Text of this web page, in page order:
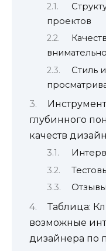
проектов
Стиль
глубинного
качеств
Таблица:
возможные
дизайнера по